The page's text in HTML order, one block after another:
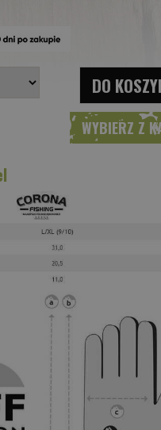
WYBIERZ Z